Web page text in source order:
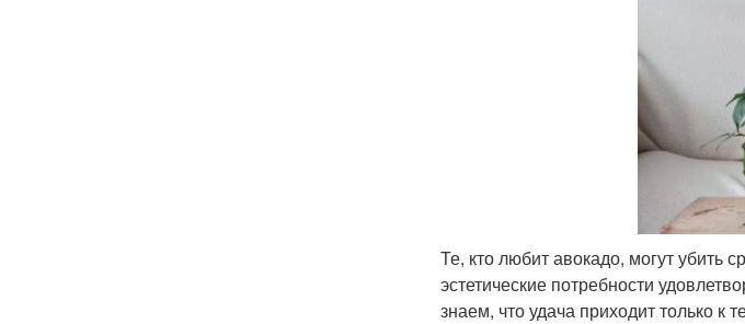
Те, кто любит авокадо, могут убить
эстетические потребности
знаем, что удача приходит только к